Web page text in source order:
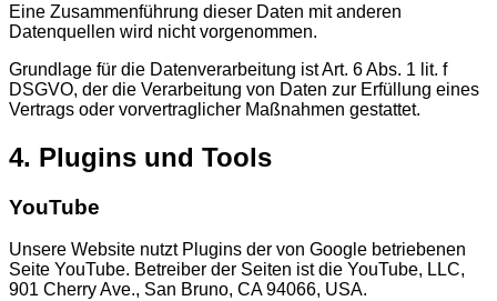
Eine Zusammenführung dieser Daten mit anderen
Datenquellen wird nicht vorgenommen.
Grundlage für die Datenverarbeitung ist Art. 6 Abs. 1 lit. f
DSGVO, der die Verarbeitung von Daten zur Erfüllung eines
Vertrags oder vorvertraglicher Maßnahmen gestattet.
4. Plugins und Tools
YouTube
Unsere Website nutzt Plugins der von Google betriebenen
Seite YouTube. Betreiber der Seiten ist die YouTube, LLC,
901 Cherry Ave., San Bruno, CA 94066, USA.